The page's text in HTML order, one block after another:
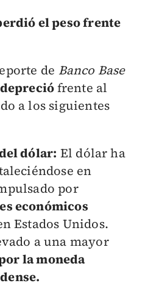
el peso frente
de Banco Base
frente al
a los siguientes
dólar: El dólar ha
en
por
económicos
Estados Unidos.
a una mayor
la moneda